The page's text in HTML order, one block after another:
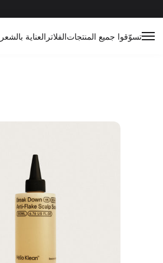
تسوّقوا جميع المنتجاتالفلاتر العناية بالشعر